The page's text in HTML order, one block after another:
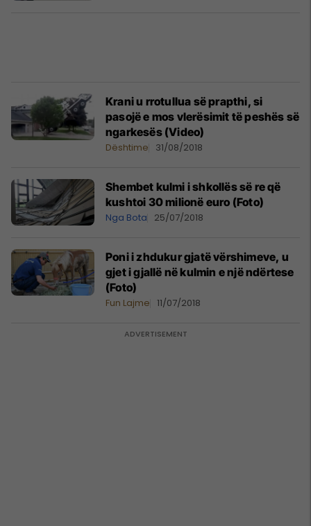
Krani u rrotullua së prapthi, si
pasojë e mos vlerësimit të peshës së
ngarkesës (Video)
Dështime 31/08/2018
Shembet kulmi i shkollës së re që
kushtoi 30 milionë euro (Foto)
Nga Bota 25/07/2018
Poni i zhdukur gjatë vërshimeve, u
gjet i gjallë në kulmin e një ndërtese
(Foto)
Fun Lajme 11/07/2018